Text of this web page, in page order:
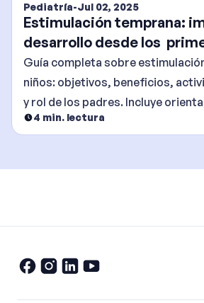
Pediatría-Jul 02, 2025
Estimulación temprana:
desarrollo desde los
Guía completa sobre
niños: objetivos, beneficios,
y rol de los padres. Incluye
4 min. lectura